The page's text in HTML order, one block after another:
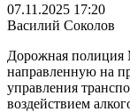
07.11.2025 17:20
Василий Соколов
Дорожная полиция
направленную на
управления
воздействием